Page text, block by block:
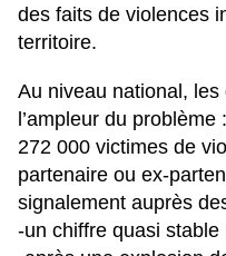
des faits de violences
territoire.
Au niveau national,
l’ampleur du problème :
272 000 victimes de
partenaire ou ex-
signalement auprès
-un chiffre quasi